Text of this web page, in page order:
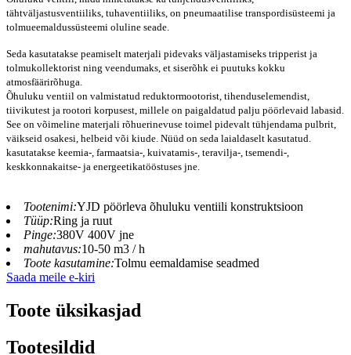
tähtväljastusventiiliks, tuhaventiiliks, on pneumaatilise transpordisüsteemi ja
tolmueemaldussüsteemi oluline seade.
Seda kasutatakse peamiselt materjali pidevaks väljastamiseks tripperist ja
tolmukollektorist ning veendumaks, et siserõhk ei puutuks kokku
atmosfäärirõhuga.
Õhuluku ventiil on valmistatud reduktormootorist, tihenduselemendist,
tiivikutest ja rootori korpusest, millele on paigaldatud palju pöörlevaid labasid.
See on võimeline materjali rõhuerinevuse toimel pidevalt tühjendama pulbrit,
väikseid osakesi, helbeid või kiude. Nüüd on seda laialdaselt kasutatud.
kasutatakse keemia-, farmaatsia-, kuivatamis-, teravilja-, tsemendi-,
keskkonnakaitse- ja energeetikatööstuses jne.
Tootenimi:YJD pöörleva õhuluku ventiili konstruktsioon
Tüüp:Ring ja ruut
Pinge:380V 400V jne
mahutavus:10-50 m3 / h
Toote kasutamine:Tolmu eemaldamise seadmed
Saada meile e-kiri
Toote üksikasjad
Tootesildid